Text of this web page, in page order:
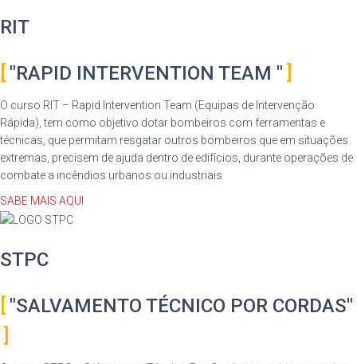
RIT
"RAPID INTERVENTION TEAM "
O curso RIT – Rapid Intervention Team (Equipas de Intervenção
Rápida), tem como objetivo dotar bombeiros com ferramentas e
técnicas, que permitam resgatar outros bombeiros que em situações
extremas, precisem de ajuda dentro de edifícios, durante operações de
combate a incêndios urbanos ou industriais
SABE MAIS AQUI
STPC
"SALVAMENTO TÉCNICO POR CORDAS"